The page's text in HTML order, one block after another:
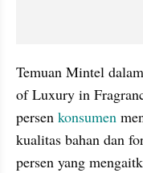
Temuan Mintel
of Luxury in
persen konsumen
kualitas bahan dan
persen yang